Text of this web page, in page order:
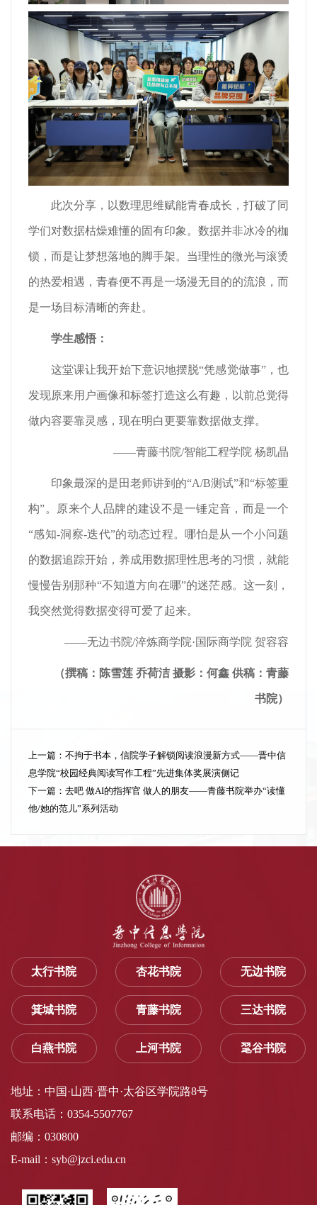
此次分享，以数理思维赋能青春成长，打破了同
学们对数据枯燥难懂的固有印象。数据并非冰冷的枷
锁，而是让梦想落地的脚手架。当理性的微光与滚烫
的热爱相遇，青春便不再是一场漫无目的的流浪，而
是一场目标清晰的奔赴。
学生感悟：
这堂课让我开始下意识地摆脱“凭感觉做事”，也
发现原来用户画像和标签打造这么有趣，以前总觉得
做内容要靠灵感，现在明白更要靠数据做支撑。
——青藤书院/智能工程学院 杨凯晶
印象最深的是田老师讲到的“A/B测试”和“标签重
构”。原来个人品牌的建设不是一锤定音，而是一个
“感知-洞察-迭代”的动态过程。哪怕是从一个小问题
的数据追踪开始，养成用数据理性思考的习惯，就能
慢慢告别那种“不知道方向在哪”的迷茫感。这一刻，
我突然觉得数据变得可爱了起来。
——无边书院/淬炼商学院·国际商学院 贺容容
（撰稿： 陈雪莲 乔荷洁 摄影： 何鑫 供稿：青藤
书院）
上一篇： 不拘于书本，信院学子解锁阅读浪漫新方式——晋中信
息学院“校园经典阅读写作工程”先进集体奖展演侧记
下一篇： 去吧 做AI的指挥官 做人的朋友——青藤书院举办“读懂
他/她的范儿”系列活动
太行书院 杏花书院 无边书院
箕城书院 青藤书院 三达书院
白燕书院 上河书院 毣谷书院
地址：中国·山西·晋中·太谷区学院路8号
联系电话：0354-5507767
邮编：030800
E-mail：syb@jzci.edu.cn